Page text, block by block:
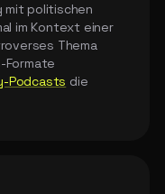
mit politischen
im Kontext einer
Thema
Formate
Podcasts die